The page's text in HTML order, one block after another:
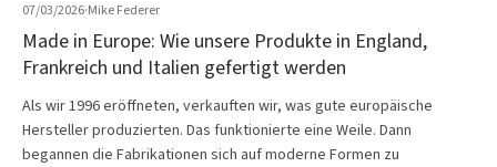
07/03/2026·Mike Federer
Made in Europe: Wie unsere Produkte in England,
Frankreich und Italien gefertigt werden
Als wir 1996 eröffneten, verkauften wir, was gute europäische
Hersteller produzierten. Das funktionierte eine Weile. Dann
begannen die Fabrikationen sich auf moderne Formen zu